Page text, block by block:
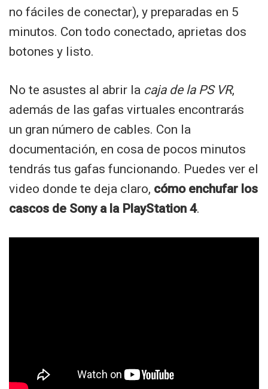
no fáciles de conectar), y preparadas en 5
minutos. Con todo conectado, aprietas dos
botones y listo.
No te asustes al abrir la caja de la PS VR,
además de las gafas virtuales encontrarás
un gran número de cables. Con la
documentación, en cosa de pocos minutos
tendrás tus gafas funcionando. Puedes ver el
video donde te deja claro, cómo enchufar los
cascos de Sony a la PlayStation 4.